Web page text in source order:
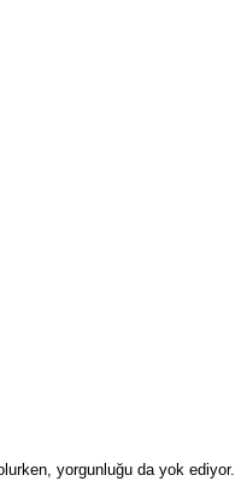
yorgunluğu da yok ediyor.